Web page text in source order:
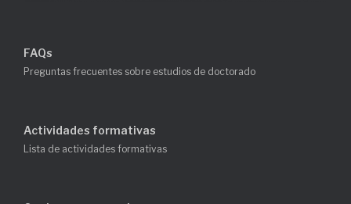
FAQs
Preguntas frecuentes sobre estudios de doctorado
Actividades formativas
Lista de actividades formativas